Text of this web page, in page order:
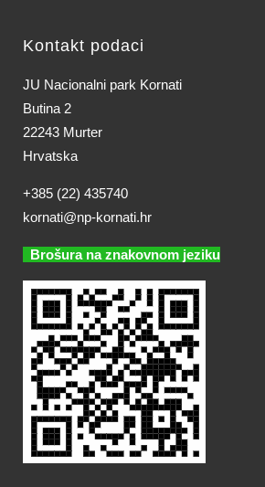
Kontakt podaci
JU Nacionalni park Kornati
Butina 2
22243 Murter
Hrvatska
+385 (22) 435740
kornati@np-kornati.hr
Brošura na znakovnom jeziku